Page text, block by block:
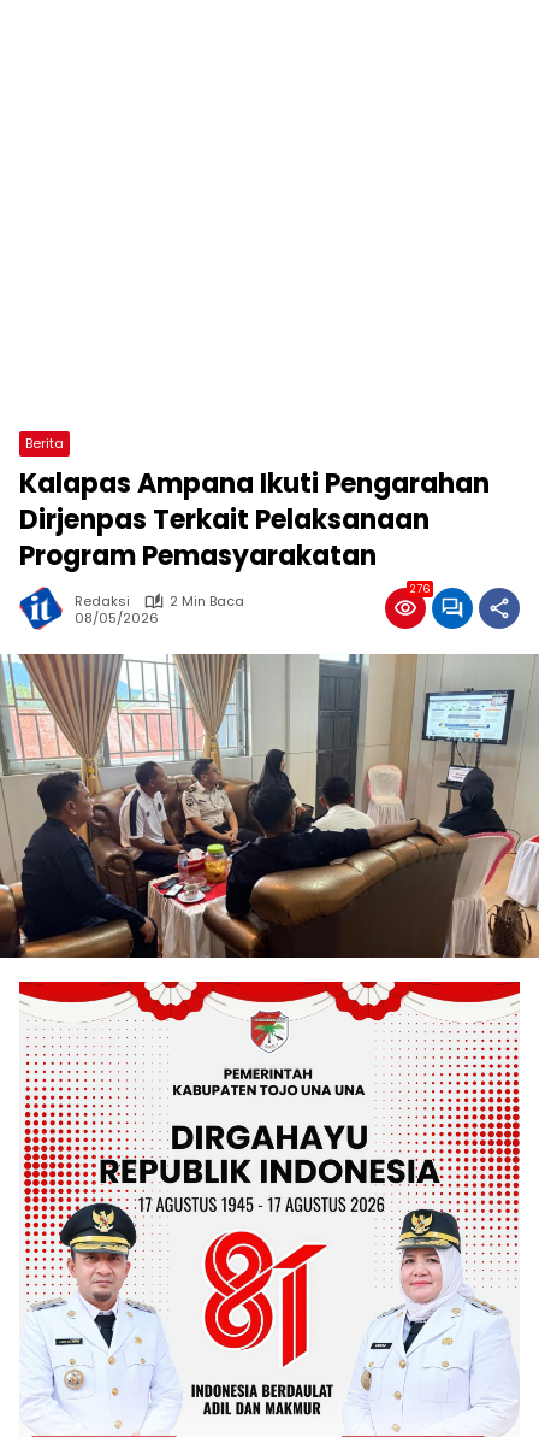
Berita
Kalapas Ampana Ikuti Pengarahan
Dirjenpas Terkait Pelaksanaan
Program Pemasyarakatan
Redaksi
2 Min Baca
08/05/2026
276